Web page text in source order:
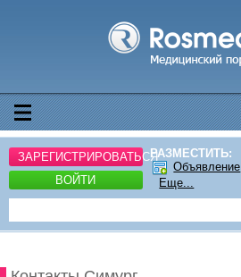
ЗАРЕГИСТРИРОВАТЬСЯ
ВОЙТИ
РАЗМЕСТИТЬ:
Объявление
Еще...